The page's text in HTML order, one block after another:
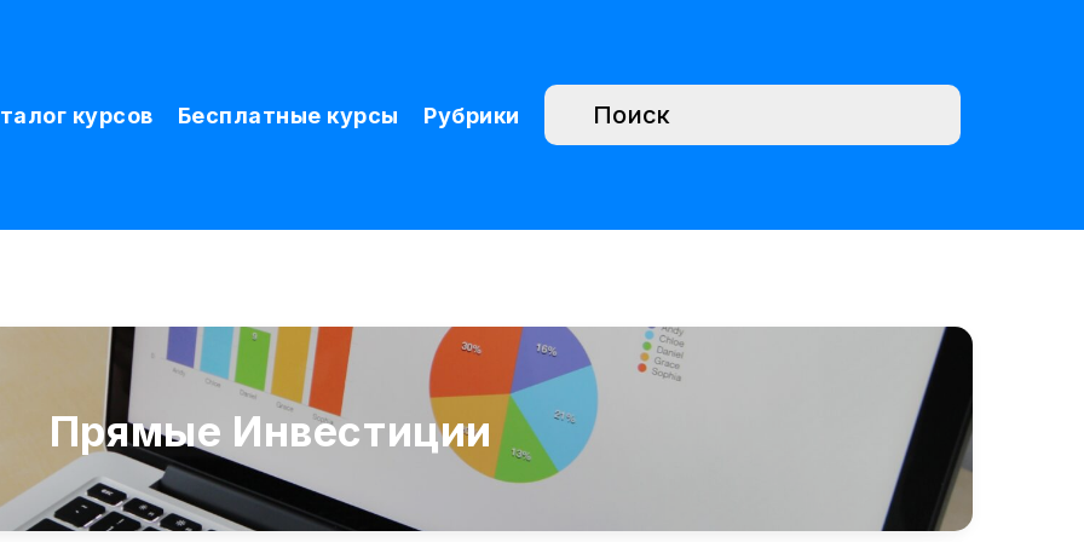
курсов Бесплатные курсы Рубрики
Прямые Инвестиции